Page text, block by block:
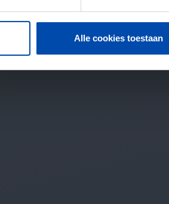
Alle cookies toestaan